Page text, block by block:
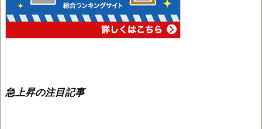
急上昇の注目記事